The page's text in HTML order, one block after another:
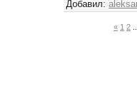
Добавил:
« 1 2